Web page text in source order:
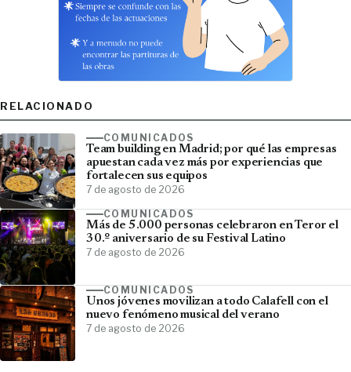
RELACIONADO
COMUNICADOS
Team building en Madrid; por qué las empresas
apuestan cada vez más por experiencias que
fortalecen sus equipos
7 de agosto de 2026
COMUNICADOS
Más de 5.000 personas celebraron en Teror el
30.º aniversario de su Festival Latino
7 de agosto de 2026
COMUNICADOS
Unos jóvenes movilizan a todo Calafell con el
nuevo fenómeno musical del verano
7 de agosto de 2026